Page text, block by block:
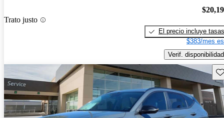
Trato justo
El precio incluye tasas
$383/mes
Verif. disponibilidad